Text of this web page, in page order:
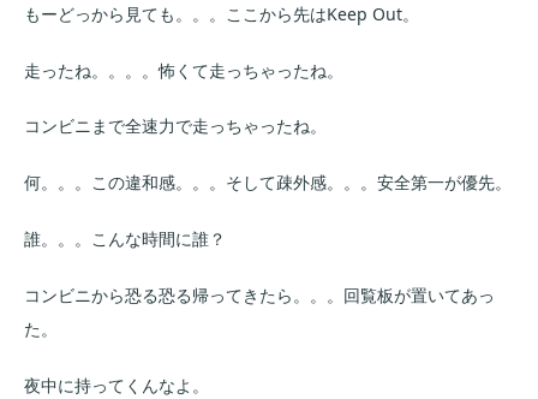
もーどっから見ても。。。ここから先はKeep Out。
走ったね。。。。怖くて走っちゃったね。
コンビニまで全速力で走っちゃったね。
何。。。この違和感。。。そして疎外感。。。安全第一が優先。
誰。。。こんな時間に誰？
コンビニから恐る恐る帰ってきたら。。。回覧板が置いてあっ
た。
夜中に持ってくんなよ。